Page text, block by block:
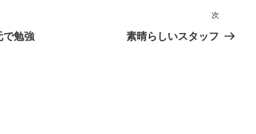
で勉強
の
次
素晴らしいスタッフ